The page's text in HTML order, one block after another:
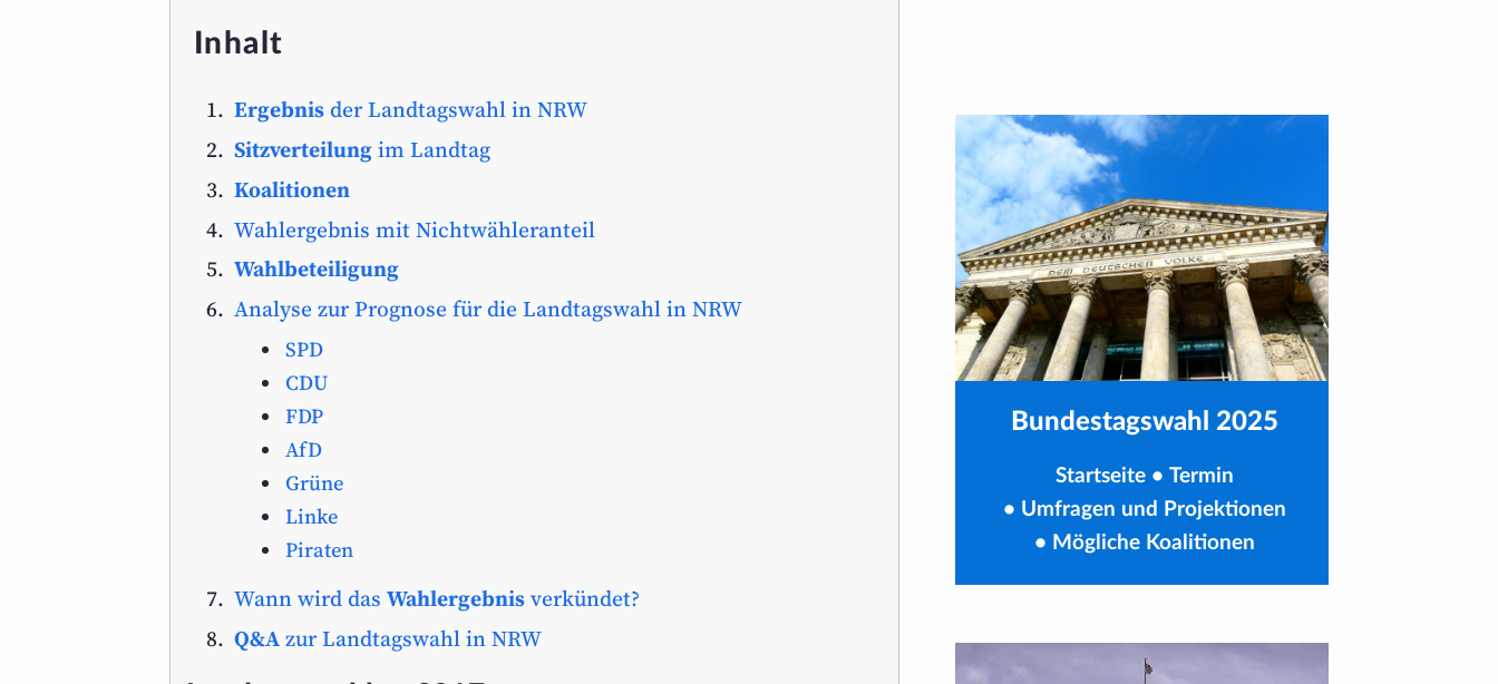
Inhalt
Ergebnisder Landtagswahl in NRW
Sitzverteilungim Landtag
Koalitionen
Wahlergebnis mit Nichtwähleranteil
Wahlbeteiligung
Analyse zur Prognose für die Landtags­wahl in NRW
SPD
CDU
FDP
AfD
Grüne
Linke
Piraten
Wann wird das Wahlergebnisverkündet?
Q&Azur Landtagswahl in NRW
Bundestagswahl 2025
Startseite• Termin
• Umfragen und Projektionen
• Mögliche Koalitionen